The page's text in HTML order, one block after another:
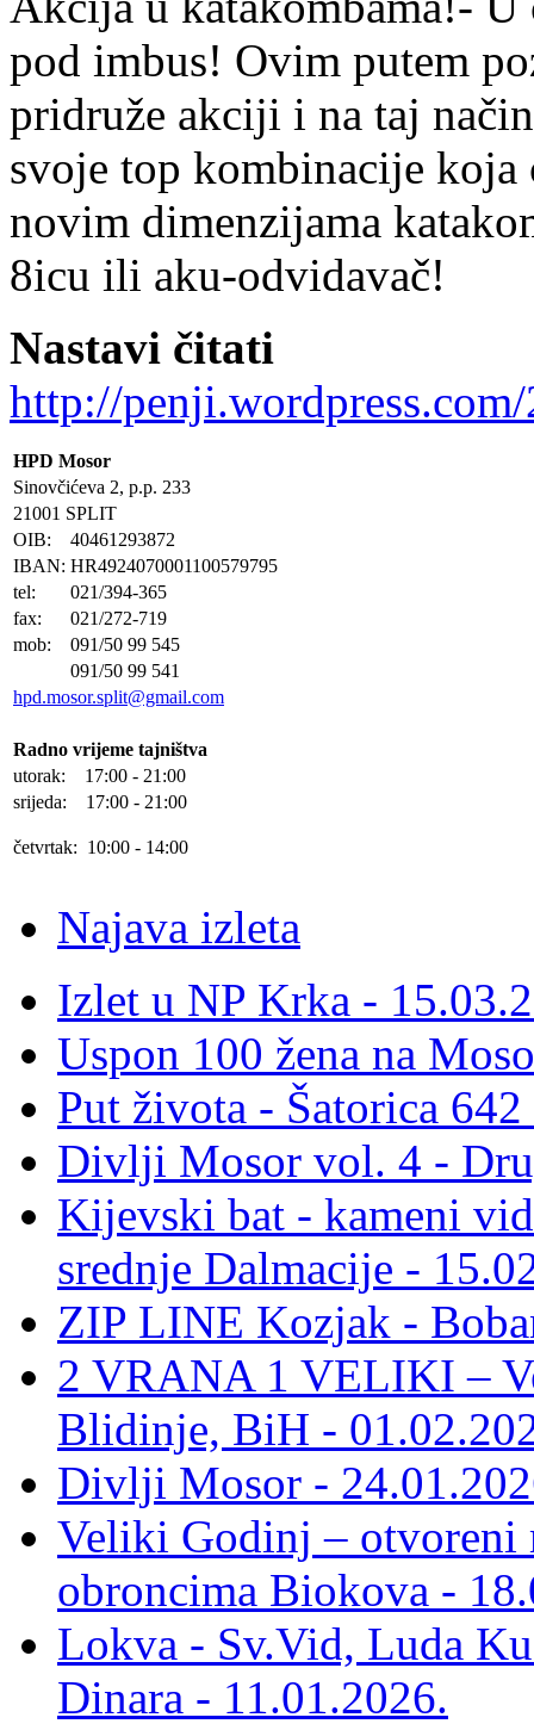
pod imbus! Ovim putem
pridruže akciji i na taj
svoje top kombinacije
novim dimenzijama
8icu ili aku-odvidavač!
Nastavi čitati
http://
HPD Mosor
Sinovčićeva 2, p.p. 233
21001 SPLIT
OIB:
40461293872
IBAN: HR4924070001100579795
tel:
021/394-365
fax:
021/272-719
mob:
091/50 99 545
091/50 99 541
hpd.mosor.split@gmail.com
Radno vrijeme tajništva
utorak: 17:00 - 21:00
srijeda: 17:00 - 21:00
četvrtak: 10:00 - 14:00
Najava izleta
Izlet u NP Krka -
Uspon 100 žena na
Put života - Šatorica
Divlji Mosor vol. 4 -
Kijevski bat - kameni
srednje Dalmacije -
ZIP LINE Kozjak -
2 VRANA 1 VELIKI –
Blidinje, BiH -
Divlji Mosor -
Veliki Godinj – otvoreni
obroncima Biokova -
Lokva - Sv.Vid, Luda
Dinara - 11.01.2026.